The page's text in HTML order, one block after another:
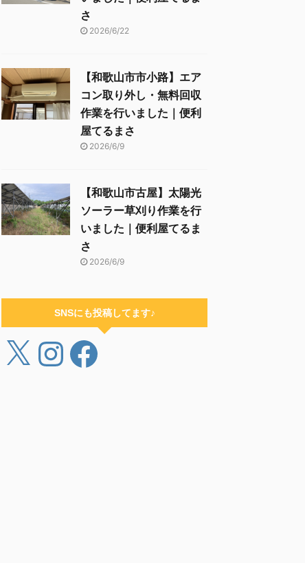
さ
2026/6/22
【和歌山市市小路】エア
コン取り外し・無料回収
作業を行いました｜便利
屋てるまさ
2026/6/9
【和歌山市古屋】太陽光
ソーラー草刈り作業を行
いました｜便利屋てるま
さ
2026/6/9
SNSにも投稿してます♪